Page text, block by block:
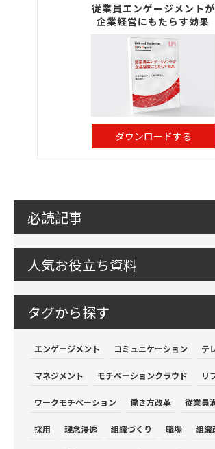
従業員エンゲージメントが
企業経営にもたらす効果
ダウンロードする
必読記事
人気お役立ち資料
タグから探す
エンゲージメント コミュニケーション テ
マネジメント モチベーションクラウド リ
ワークモチベーション 働き方改革 従業員
採用 理念浸透 組織づくり 職場 組織